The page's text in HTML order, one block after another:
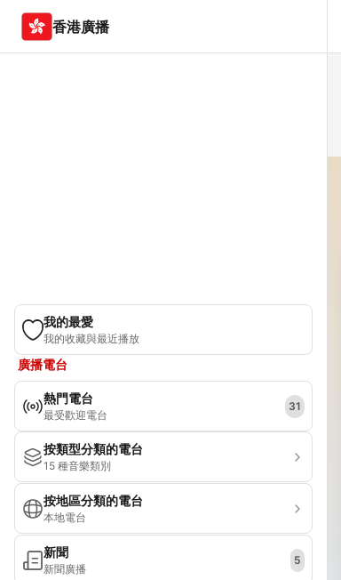
香港廣播
我的最愛
我的收藏與最近播放
廣播電台
熱門電台
最受歡迎電台
31
按類型分類的電台
15 種音樂類別
按地區分類的電台
本地電台
新聞
新聞廣播
5